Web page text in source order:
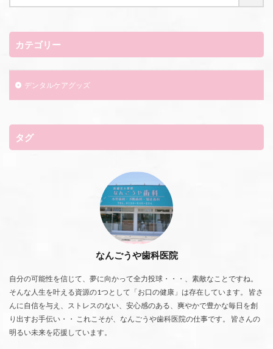
カテゴリー
デンタルケアグッズ
タグ
なんごうや歯科医院
自分の可能性を信じて、夢に向かって全力投球・・・、素敵なことですね。
そんな人生を叶える資源の1つとして「お口の健康」は存在しています。 皆さ
んに自信を与え、ストレスのない、安心感のある、爽やかで豊かな毎日を創
り出すお手伝い・・ これこそが、なんごうや歯科医院の仕事です。 皆さんの
明るい未来を応援しています。